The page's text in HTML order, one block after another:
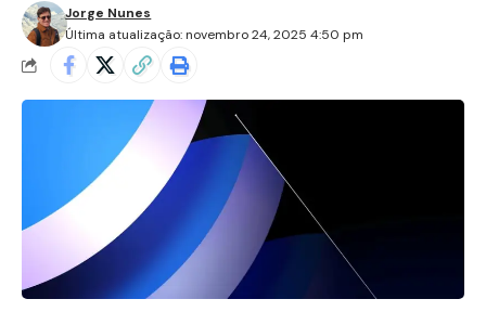
Última atualização: novembro 24, 2025 4:50 pm
Jorge Nunes